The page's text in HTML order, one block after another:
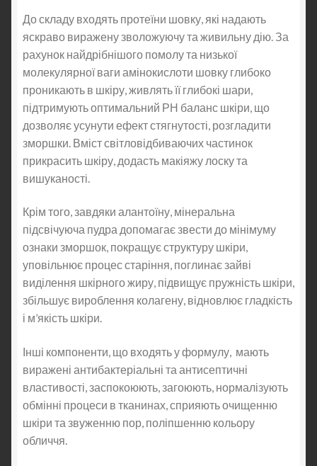
До складу входять протеїни шовку, які надають
яскраво виражену зволожуючу та живильну дію. За
рахунок найдрібнішого помолу та низької
молекулярної ваги амінокислоти шовку глибоко
проникають в шкіру, живлять її глибокі шари,
підтримують оптимальний РН баланс шкіри, що
дозволяє усунути ефект стягнутості, розгладити
зморшки. Вміст світловідбиваючих частинок
прикрасить шкіру, додасть макіяжу лоску та
вишуканості.
Крім того, завдяки алантоїну, мінеральна
підсвічуюча пудра допомагає звести до мінімуму
ознаки зморшок, покращує структуру шкіри,
уповільнює процес старіння, поглинає зайві
виділення шкірного жиру, підвищує пружність шкіри,
збільшує вироблення колагену, відновлює гладкість
і м’якість шкіри.
Інші компоненти, що входять у формулу, мають
виражені антибактеріальні та антисептичні
властивості, заспокоюють, загоюють, нормалізують
обмінні процеси в тканинах, сприяють очищенню
шкіри та звуженню пор, поліпшенню кольору
обличчя.